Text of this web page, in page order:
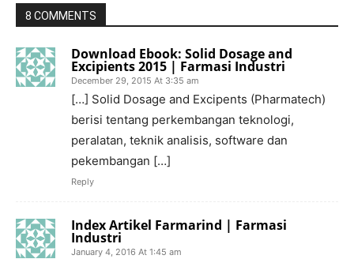
8 COMMENTS
Download Ebook: Solid Dosage and
Excipients 2015 | Farmasi Industri
December 29, 2015 At 3:35 am
[…] Solid Dosage and Excipents (Pharmatech)
berisi tentang perkembangan teknologi,
peralatan, teknik analisis, software dan
pekembangan […]
Reply
Index Artikel Farmarind | Farmasi
Industri
January 4, 2016 At 1:45 am